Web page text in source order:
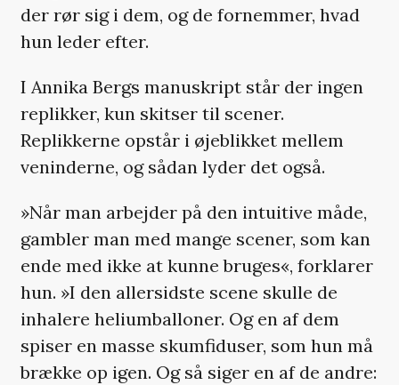
der rør sig i dem, og de fornemmer, hvad
hun leder efter.
I Annika Bergs manuskript står der ingen
replikker, kun skitser til scener.
Replikkerne opstår i øjeblikket mellem
veninderne, og sådan lyder det også.
»Når man arbejder på den intuitive måde,
gambler man med mange scener, som kan
ende med ikke at kunne bruges«, forklarer
hun. »I den allersidste scene skulle de
inhalere heliumballoner. Og en af dem
spiser en masse skumfiduser, som hun må
brække op igen. Og så siger en af de andre: